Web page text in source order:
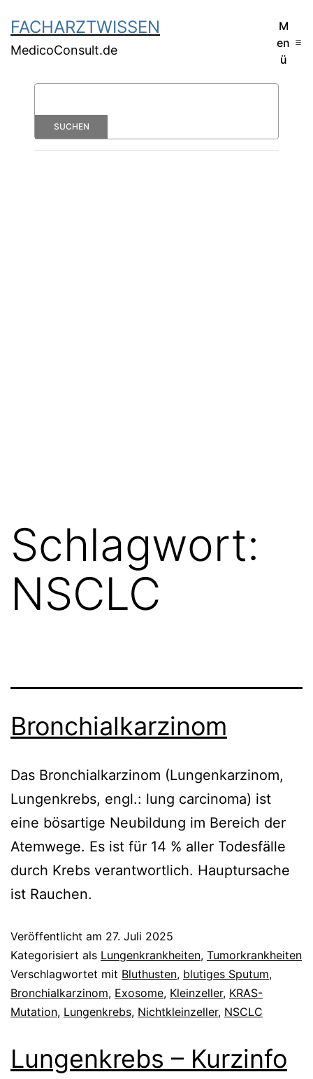
FACHARZTWISSEN
MedicoConsult.de
M
en
ü
Schlagwort:
NSCLC
Bronchialkarzinom
Das Bronchialkarzinom (Lungenkarzinom,
Lungenkrebs, engl.: lung carcinoma) ist
eine bösartige Neubildung im Bereich der
Atemwege. Es ist für 14 % aller Todesfälle
durch Krebs verantwortlich. Hauptursache
ist Rauchen.
Veröffentlicht am 27. Juli 2025
Kategorisiert als Lungenkrankheiten, Tumorkrankheiten
Verschlagwortet mit Bluthusten, blutiges Sputum,
Bronchialkarzinom, Exosome, Kleinzeller, KRAS-
Mutation, Lungenkrebs, Nichtkleinzeller, NSCLC
Lungenkrebs – Kurzinfo